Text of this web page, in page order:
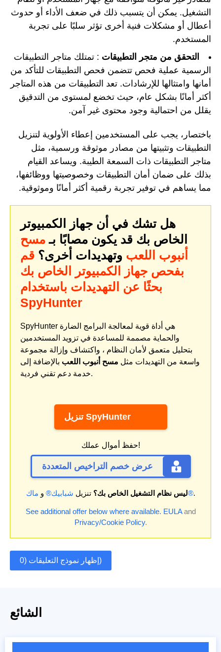
التشغيل. يمكن أن يتسبب ذلك في ضعف الأداء أو حدوث
أعطال أو مشكلات فنية أخرى تؤثر سلبًا على تجربة
المستخدم.
التحقق من متجر التطبيقات : تمتلك متاجر التطبيقات
الرسمية عملية فحص تتضمن فحص التطبيقات للتأكد من
أمانها وامتثالها للإرشادات. تعد التطبيقات من هذه المتاجر
أكثر أمانًا بشكل عام، حيث تخضع لمستوى من التدقيق
يقلل من احتمالية وجود محتوى غير آمن.
باختصار، يجب على المستخدمين إعطاء الأولوية لتنزيل
التطبيقات وتثبيتها من مصادر موثوقة ورسمية، مثل
متاجر التطبيقات ذات السمعة الطيبة. ويساعد القيام
بذلك على ضمان أمان التطبيقات وخصوصيتها ووظائفها،
مما يساهم في توفير تجربة رقمية أكثر أمانًا وموثوقية.
هل تشك في أن جهاز الكمبيوتر
الخاص بك قد يكون مصابًا بـ مسح
أنبوب اللعب وتهديدات أخرى؟ قم
بفحص جهاز الكمبيوتر الخاص بك
بحثًا عن التهديدات باستخدام
SpyHunter
SpyHunter هي أداة قوية لمعالجة البرامج الضارة
والحماية مصممة للمساعدة في تزويد المستخدمين
بتحليل متعمق لأمان النظام ، واكتشاف وإزالة مجموعة
واسعة من التهديدات مثل مسح أنبوب اللعب بالإضافة إلى
خدمة دعم تقني فردية.
تنزيل SpyHunter
حفظ أموال عملك!
عرض خصم التراخيص المتعددة
ليس نظام التشغيل الخاص بك؟ تنزيل شبابيك® و ماك®.
See additional offer below where available. EULAand
Privacy/Cookie Policy.
إظهار نموذج التعليقات (0)
الشائع